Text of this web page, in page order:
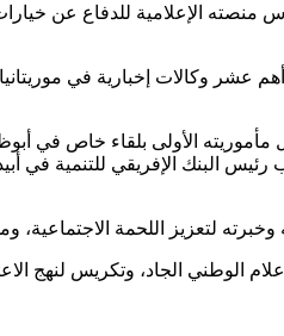
منصته الإعلامية للدفاع عن
عشر وكالات إخبارية في
مأموريته الأولى بلقاء خاص
البنك الإفريقي للتنمية في
لتعزيز اللحمة الاجتماعية،
الوطني الجاد، وتكريس لنهج